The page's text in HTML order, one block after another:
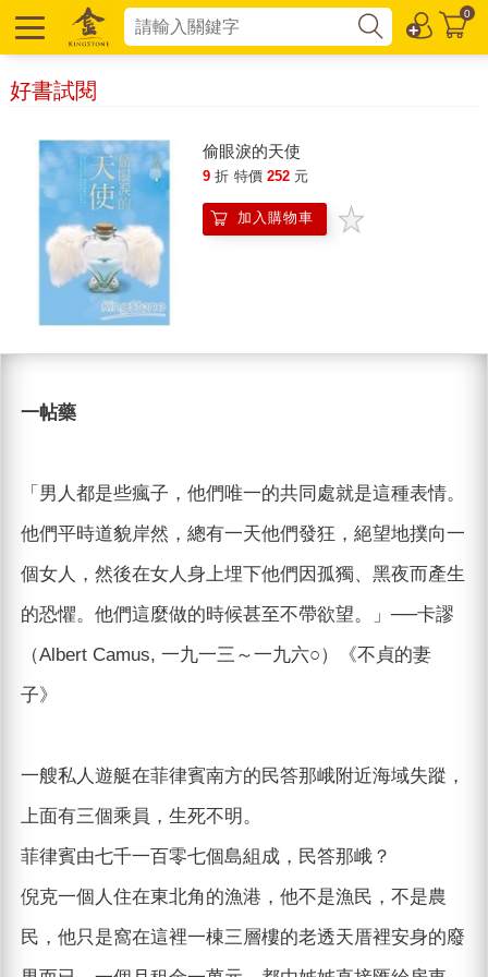
0
好書試閱
偷眼淚的天使
9 折 特價 252 元
加入購物車
一帖藥
「男人都是些瘋子，他們唯一的共同處就是這種表情。
他們平時道貌岸然，總有一天他們發狂，絕望地撲向一
個女人，然後在女人身上埋下他們因孤獨、黑夜而產生
的恐懼。他們這麼做的時候甚至不帶欲望。」──卡謬
（Albert Camus, 一九一三～一九六○）《不貞的妻
子》
一艘私人遊艇在菲律賓南方的民答那峨附近海域失蹤，
上面有三個乘員，生死不明。
菲律賓由七千一百零七個島組成，民答那峨？
倪克一個人住在東北角的漁港，他不是漁民，不是農
民，他只是窩在這裡一棟三層樓的老透天厝裡安身的廢